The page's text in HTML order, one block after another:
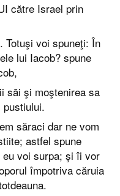
către Israel prin
Totuşi voi spuneţi: În
lui Iacob? spune
săi şi moştenirea sa
săraci dar ne vom
astfel spune
voi surpa; şi îi vor
împotriva căruia